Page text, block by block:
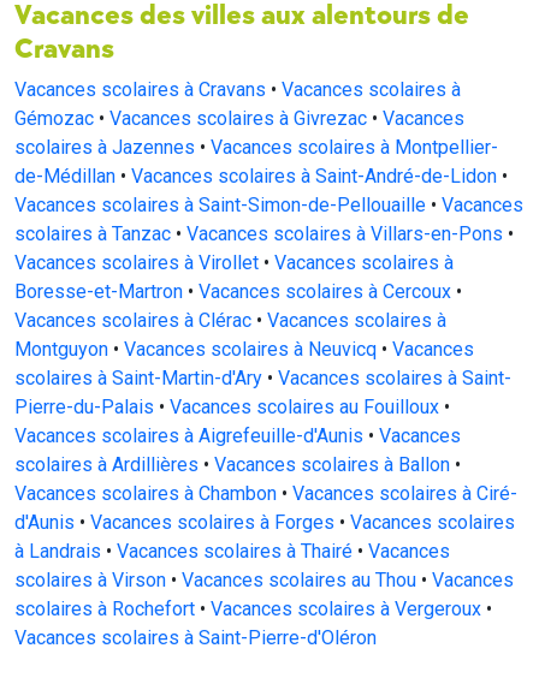
Vacances des villes aux alentours de
Cravans
Vacances scolaires à Cravans • Vacances scolaires à
Gémozac • Vacances scolaires à Givrezac • Vacances
scolaires à Jazennes • Vacances scolaires à Montpellier-
de-Médillan • Vacances scolaires à Saint-André-de-Lidon •
Vacances scolaires à Saint-Simon-de-Pellouaille • Vacances
scolaires à Tanzac • Vacances scolaires à Villars-en-Pons •
Vacances scolaires à Virollet • Vacances scolaires à
Boresse-et-Martron • Vacances scolaires à Cercoux •
Vacances scolaires à Clérac • Vacances scolaires à
Montguyon • Vacances scolaires à Neuvicq • Vacances
scolaires à Saint-Martin-d'Ary • Vacances scolaires à Saint-
Pierre-du-Palais • Vacances scolaires au Fouilloux •
Vacances scolaires à Aigrefeuille-d'Aunis • Vacances
scolaires à Ardillières • Vacances scolaires à Ballon •
Vacances scolaires à Chambon • Vacances scolaires à Ciré-
d'Aunis • Vacances scolaires à Forges • Vacances scolaires
à Landrais • Vacances scolaires à Thairé • Vacances
scolaires à Virson • Vacances scolaires au Thou • Vacances
scolaires à Rochefort • Vacances scolaires à Vergeroux •
Vacances scolaires à Saint-Pierre-d'Oléron